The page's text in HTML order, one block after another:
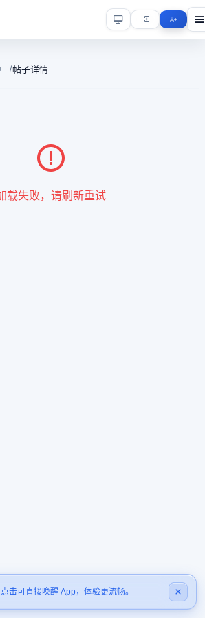
击可直接唤醒 App，体验更流畅。
/帖子详情
载失败，请刷新重试